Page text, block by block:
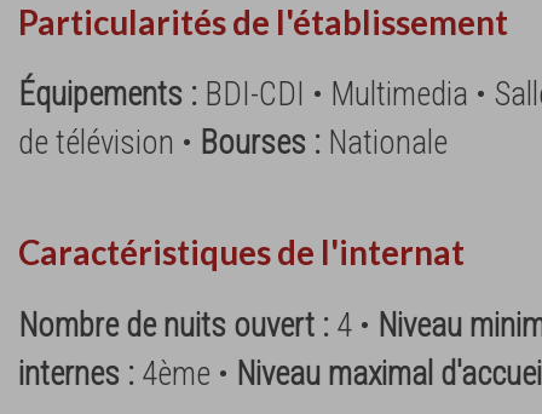
Particularités de l'établissement
Équipements : BDI-CDI • Multimedia •
de télévision • Bourses : Nationale
Caractéristiques de l'internat
Nombre de nuits ouvert : 4 • Niveau
internes : 4ème • Niveau maximal